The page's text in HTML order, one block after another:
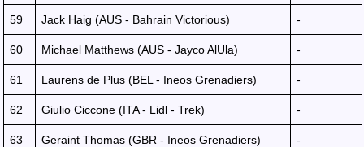
59 Jack Haig (AUS - Bahrain Victorious) -
60 Michael Matthews (AUS - Jayco AlUla) -
61 Laurens de Plus (BEL - Ineos Grenadiers) -
62 Giulio Ciccone (ITA - Lidl - Trek) -
63 Geraint Thomas (GBR - Ineos Grenadiers) -